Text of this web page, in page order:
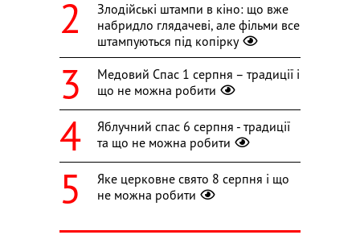
Злодійські штампи в кіно: що вже
набридло глядачеві, але фільми все
штампуються під копірку
Медовий Спас 1 серпня – традиції і
що не можна робити
Яблучний спас 6 серпня - традиції
та що не можна робити
Яке церковне свято 8 серпня і що
не можна робити